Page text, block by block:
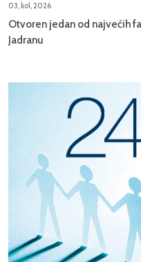
03, kol, 2026
Otvoren jedan od najvećih
Jadranu